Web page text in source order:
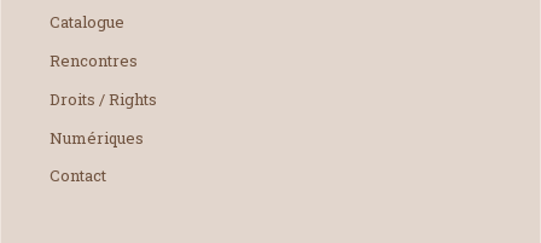
Catalogue
Rencontres
Droits / Rights
Numériques
Contact